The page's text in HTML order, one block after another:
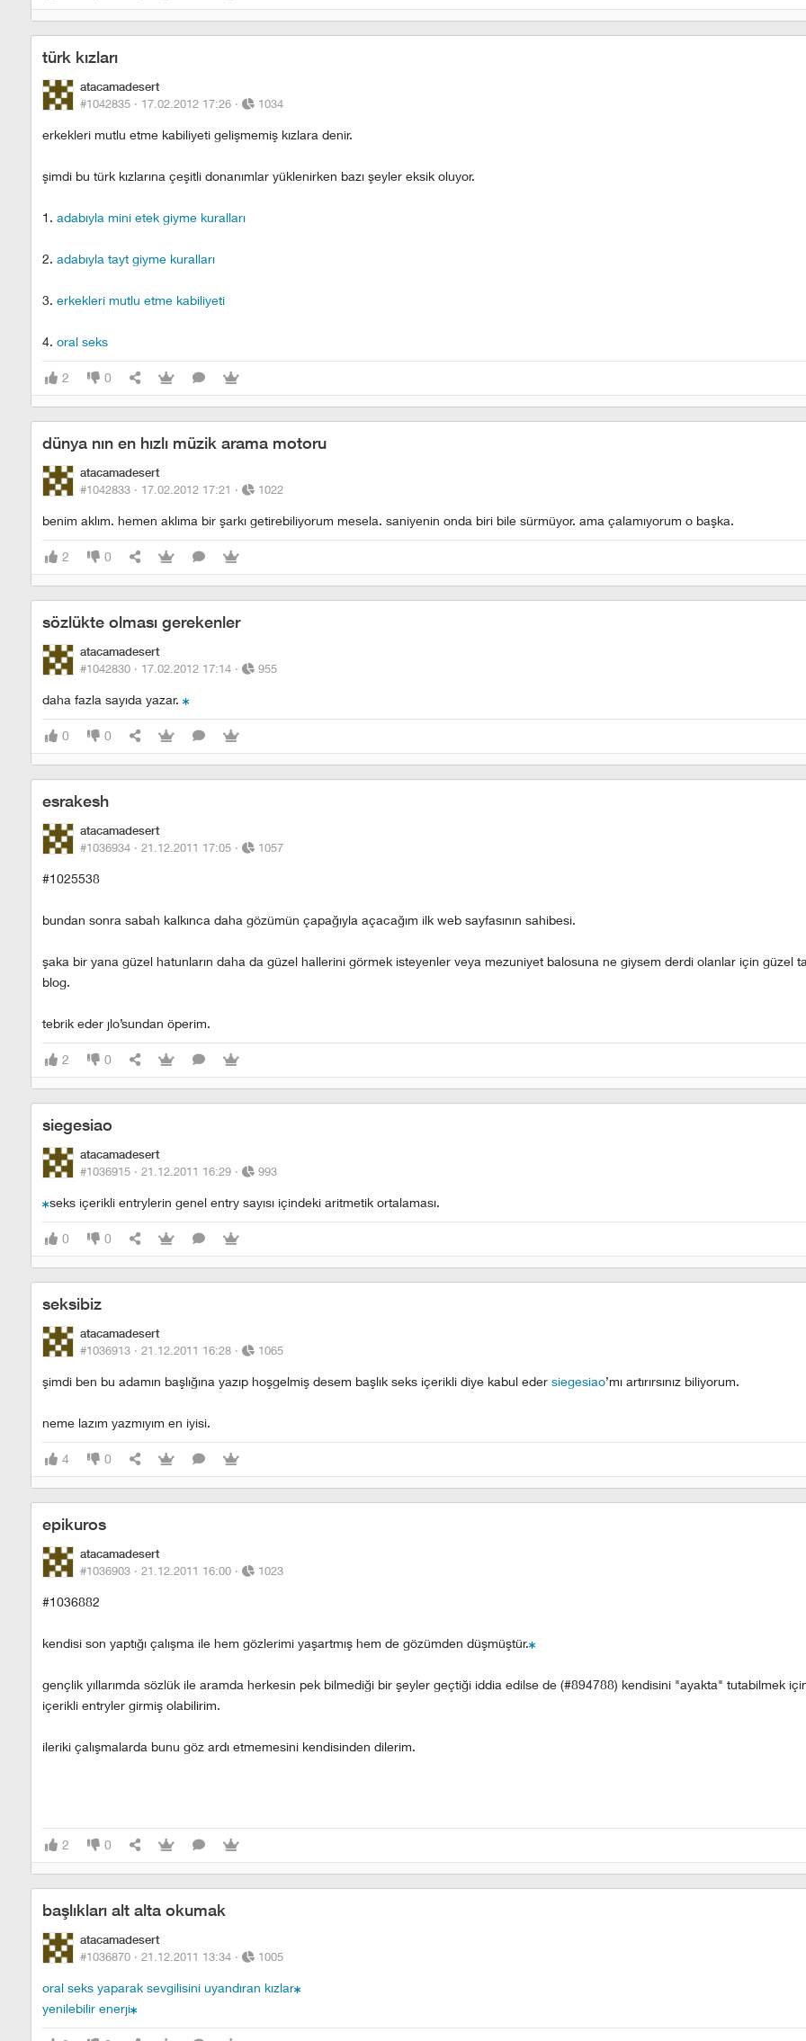
türk kızları
atacamadesert
#1042835 · 17.02.2012 17:26 · 1034
erkekleri mutlu etme kabiliyeti gelişmemiş kızlara denir.
şimdi bu türk kızlarına çeşitli donanımlar yüklenirken bazı şeyler eksik oluyor.
1. adabıyla mini etek giyme kuralları
2. adabıyla tayt giyme kuralları
3. erkekleri mutlu etme kabiliyeti
4. oral seks
2 0
dünya nın en hızlı müzik arama motoru
atacamadesert
#1042833 · 17.02.2012 17:21 · 1022
benim aklım. hemen aklıma bir şarkı getirebiliyorum mesela. saniyenin onda biri bile sürmüyor. ama çalamıyorum o başka.
2 0
sözlükte olması gerekenler
atacamadesert
#1042830 · 17.02.2012 17:14 · 955
daha fazla sayıda yazar.
0 0
esrakesh
atacamadesert
#1036934 · 21.12.2011 17:05 · 1057
#1025538
bundan sonra sabah kalkınca daha gözümün çapağıyla açacağım ilk web sayfasının sahibesi.
şaka bir yana güzel hatunların daha da güzel hallerini görmek isteyenler veya mezuniyet balosuna ne giysem derdi olanlar için güzel
blog.
tebrik eder jlo’sundan öperim.
2 0
siegesiao
atacamadesert
#1036915 · 21.12.2011 16:29 · 993
seks içerikli entrylerin genel entry sayısı içindeki aritmetik ortalaması.
0 0
seksibiz
atacamadesert
#1036913 · 21.12.2011 16:28 · 1065
şimdi ben bu adamın başlığına yazıp hoşgelmiş desem başlık seks içerikli diye kabul eder siegesiao’mı artırırsınız biliyorum.
neme lazım yazmıyım en iyisi.
4 0
epikuros
atacamadesert
#1036903 · 21.12.2011 16:00 · 1023
#1036882
kendisi son yaptığı çalışma ile hem gözlerimi yaşartmış hem de gözümden düşmüştür.
gençlik yıllarımda sözlük ile aramda herkesin pek bilmediği bir şeyler geçtiği iddia edilse de (#894788) kendisini "ayakta" tutabilmek
içerikli entryler girmiş olabilirim.
ileriki çalışmalarda bunu göz ardı etmemesini kendisinden dilerim.
2 0
başlıkları alt alta okumak
atacamadesert
#1036870 · 21.12.2011 13:34 · 1005
oral seks yaparak sevgilisini uyandıran kızlar
yenilebilir enerji